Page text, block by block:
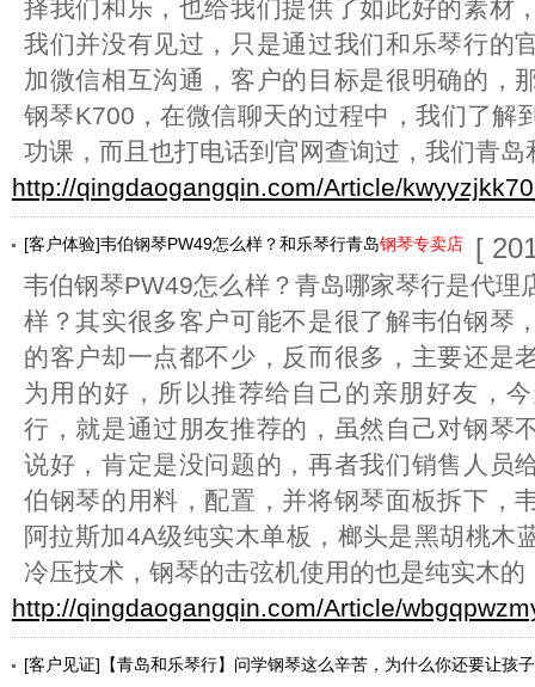
择我们和乐，也给我们提供了如此好的素材
我们并没有见过，只是通过我们和乐琴行的
加微信相互沟通，客户的目标是很明确的，
钢琴K700，在微信聊天的过程中，我们了解
功课，而且也打电话到官网查询过，我们青岛
http://qingdaogangqin.com/Article/
[客户体验]韦伯钢琴PW49怎么样？和乐琴行青岛钢琴专卖店 [
韦伯钢琴PW49怎么样？青岛哪家琴行是代理
样？其实很多客户可能不是很了解韦伯钢琴
的客户却一点都不少，反而很多，主要还是
为用的好，所以推荐给自己的亲朋好友，
行，就是通过朋友推荐的，虽然自己对钢琴
说好，肯定是没问题的，再者我们销售人员
伯钢琴的用料，配置，并将钢琴面板拆下，
阿拉斯加4A级纯实木单板，榔头是黑胡桃木
冷压技术，钢琴的击弦机使用的也是纯实木的
http://qingdaogangqin.com/Article/
[客户见证]【青岛和乐琴行】问学钢琴这么辛苦，为什么你还要让孩